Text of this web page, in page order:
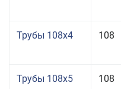
Трубы 108x4 108
Трубы 108x5 108